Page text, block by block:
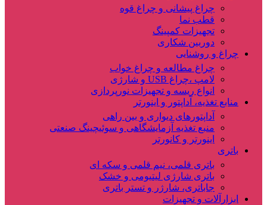
چراغ پیشانی و چراغ قوه
قطب نما
تجهیزات کمپینگ
دوربین شکاری
چراغ و روشنایی
چراغ مطالعه و چراغ خواب
لامپ ،چراغ USB و شارژی
انواع ریسه و تجهیزات نورپردازی
منابع تغذیه، آداپتور و اینورتر
آداپتورهای دیواری و بین راهی
منبع تغذیه آزمایشگاهی و سوئیچینگ صنعتی
اینورتر و کانورتر
باتری
باتری قلمی، نیم قلمی و سکه ای
باتری شارژی لیتیومی و خشک
جاباتری، شارژر و تستر باتری
ابزارآلات و تجهیزات